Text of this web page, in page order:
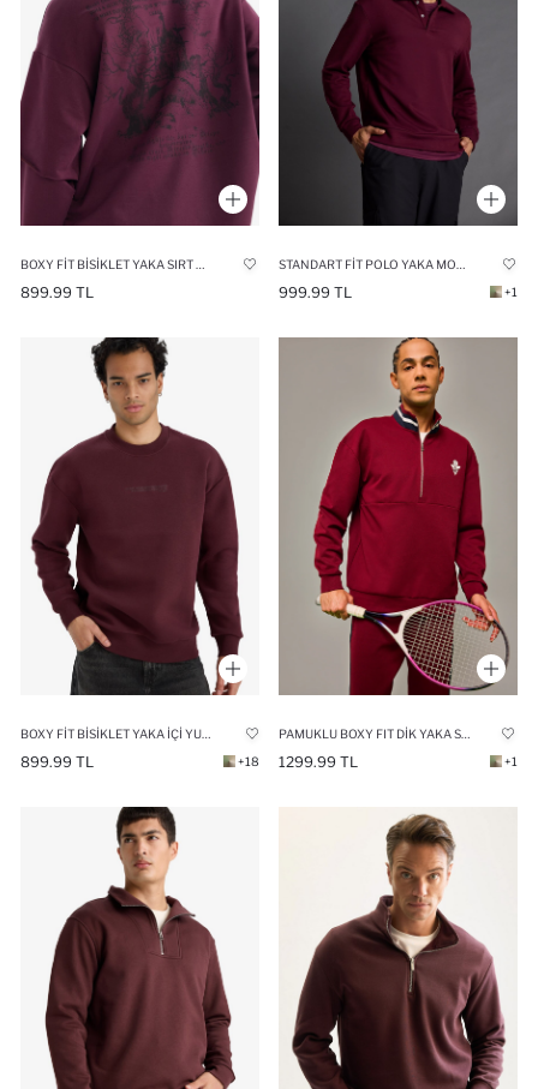
899.99 TL 999.99 TL +1
899.99 TL +18
PAMUKLU BOXY FIT DIK YAKA SPORCU SWEATSHIRT
1299.99 TL +1